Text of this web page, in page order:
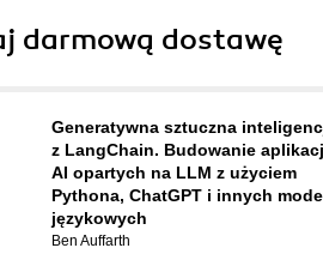
darmową dostawę
Generatywna sztuczna
z LangChain. Budowanie
AI opartych na LLM z użyciem
Pythona, ChatGPT i innych
językowych
Ben Auffarth